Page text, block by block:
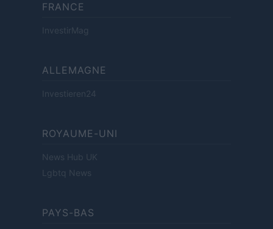
FRANCE
InvestirMag
ALLEMAGNE
Investieren24
ROYAUME-UNI
News Hub UK
Lgbtq News
PAYS-BAS